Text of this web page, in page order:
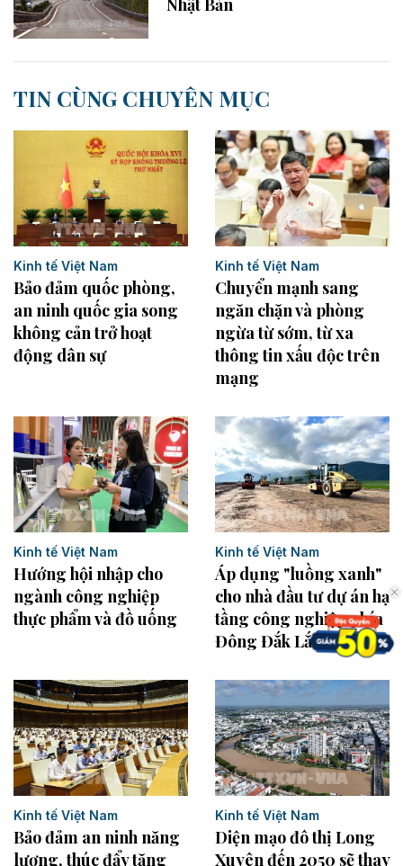
TIN CÙNG CHUYÊN MỤC
Kinh tế Việt Nam
Bảo đảm quốc phòng,
an ninh quốc gia song
không cản trở hoạt
động dân sự
Kinh tế Việt Nam
Chuyển mạnh sang
ngăn chặn và phòng
ngừa từ sớm, từ xa
thông tin xấu độc trên
mạng
Kinh tế Việt Nam
Hướng hội nhập cho
ngành công nghiệp
thực phẩm và đồ uống
Kinh tế Việt Nam
Áp dụng "luồng xanh"
cho nhà đầu tư dự án hạ
tầng công nghiệp phía
Đông Đắk Lắk
Kinh tế Việt Nam
Bảo đảm an ninh năng
lượng, thúc đẩy tăng
Kinh tế Việt Nam
Diện mạo đô thị Long
Xuyên đến 2050 sẽ thay